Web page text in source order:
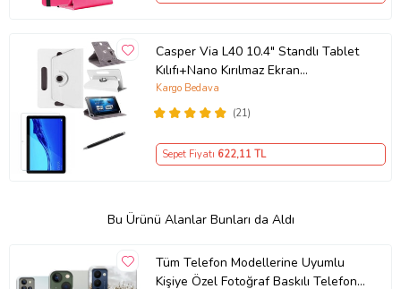
Casper Via L40 10.4" Standlı Tablet
Kılıfı+Nano Kırılmaz Ekran
Koruyucu+Dokunmatik Kalem
(Beyaz)
(21)
Kargo Bedava
Sepet Fiyatı 622,11 TL
Bu Ürünü Alanlar Bunları da Aldı
Tüm Telefon Modellerine Uyumlu
Kişiye Özel Fotoğraf Baskılı Telefon